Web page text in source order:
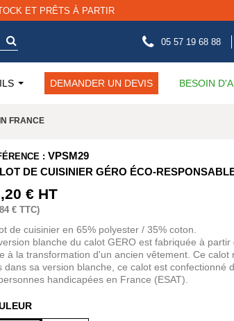
ET PRÊTS À PARTIR
05 57 19 68 88
DEMANDER UN DEVIS BESOIN
FRANCE
: VPSM29
DE CUISINIER GÉRO ÉCO-
€ HT
€ TTC)
de cuisinier en 65% polyester / 35% coton.
blanche du calot GERO est fabriquée à partir
à la transformation d'un ancien vêtement. Ce calot
dans sa version blanche, ce calot est confectionné
handicapées en France (ESAT).